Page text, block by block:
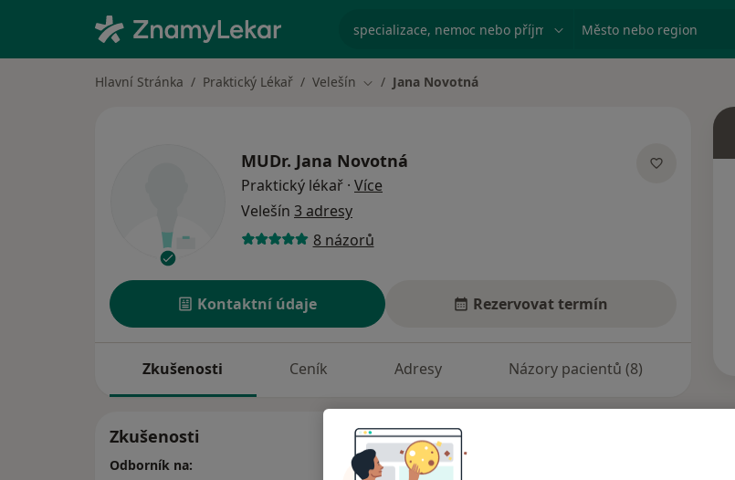
specializace, nemoc nebo příjmení Město nebo region
Hlavní Stránka Praktický Lékař Velešín Změna města
Jana Novotná
MUDr. Jana Novotná
Praktický lékař · Více
Velešín 3 adresy
8 názorů
Kontaktní údaje Rezervovat termín
Zkušenosti Ceník Adresy Názory pacientů (8)
Zkušenosti
Odborník na: